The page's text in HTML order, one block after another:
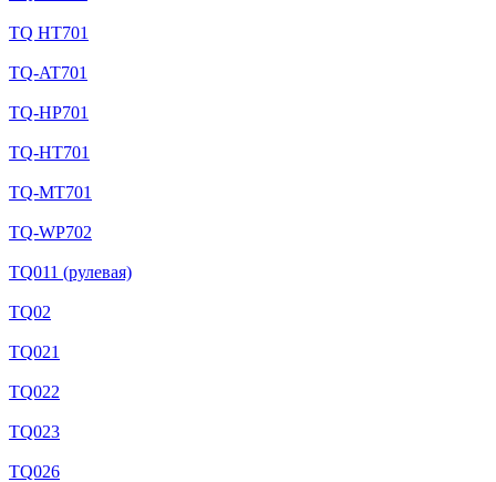
TQ HT701
TQ-AT701
TQ-HP701
TQ-HT701
TQ-MT701
TQ-WP702
TQ011 (рулевая)
TQ02
TQ021
TQ022
TQ023
TQ026